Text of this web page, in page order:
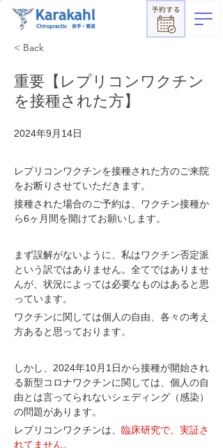
< Back
重要【レプリコンワクチン
を接種された方】
2024年9月14日
レプリコンワクチンを接種された方のご来院
をお断りさせていただきます。
接種された場合のご予約は、ワクチン接種か
ら6ヶ月間を開けてお願いします。
まず誤解がないように、私はワクチン否定派
という訳ではありません。全てではありませ
んが、状況によっては必要なものはあると思
っています。
ワクチンに関しては個人の自由、各々の考え
方あると思っております。
しかし、2024年10月1日から接種が開始され
る新型コロナワクチンに関しては、個人の自
由とは言ってられないシェディング（感染）
の問題があります。
レプリコンワクチンは、 臨床研究で、実証さ
れてません。